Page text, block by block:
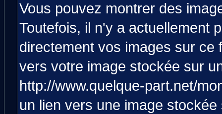
Vous pouvez montrer des
Toutefois, il n'y a actuellement
directement vos images sur ce
vers votre image stockée sur
http://www.quelque-part.net/
un lien vers une image